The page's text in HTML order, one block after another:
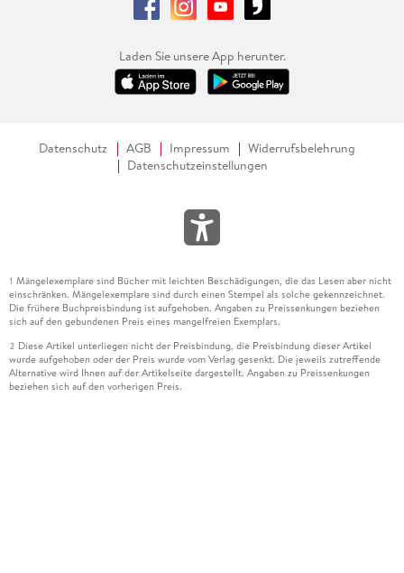
Laden Sie unsere App herunter.
Datenschutz AGB Impressum
Widerrufsbelehrung
Datenschutzeinstellungen
1 Mängelexemplare sind Bücher mit leichten Beschädigungen, die das Lesen aber nicht
einschränken. Mängelexemplare sind durch einen Stempel als solche gekennzeichnet.
Die frühere Buchpreisbindung ist aufgehoben. Angaben zu Preissenkungen beziehen
sich auf den gebundenen Preis eines mangelfreien Exemplars.
2 Diese Artikel unterliegen nicht der Preisbindung, die Preisbindung dieser Artikel
wurde aufgehoben oder der Preis wurde vom Verlag gesenkt. Die jeweils zutreffende
Alternative wird Ihnen auf der Artikelseite dargestellt. Angaben zu Preissenkungen
beziehen sich auf den vorherigen Preis.